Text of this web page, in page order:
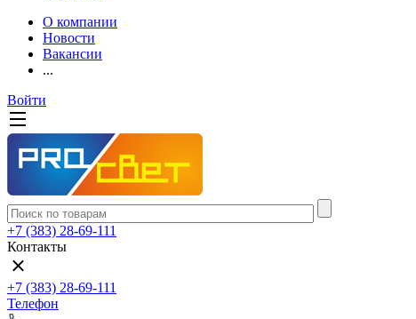
О компании
Новости
Вакансии
...
Войти
+7 (383) 28-69-111
Контакты
+7 (383) 28-69-111
Телефон